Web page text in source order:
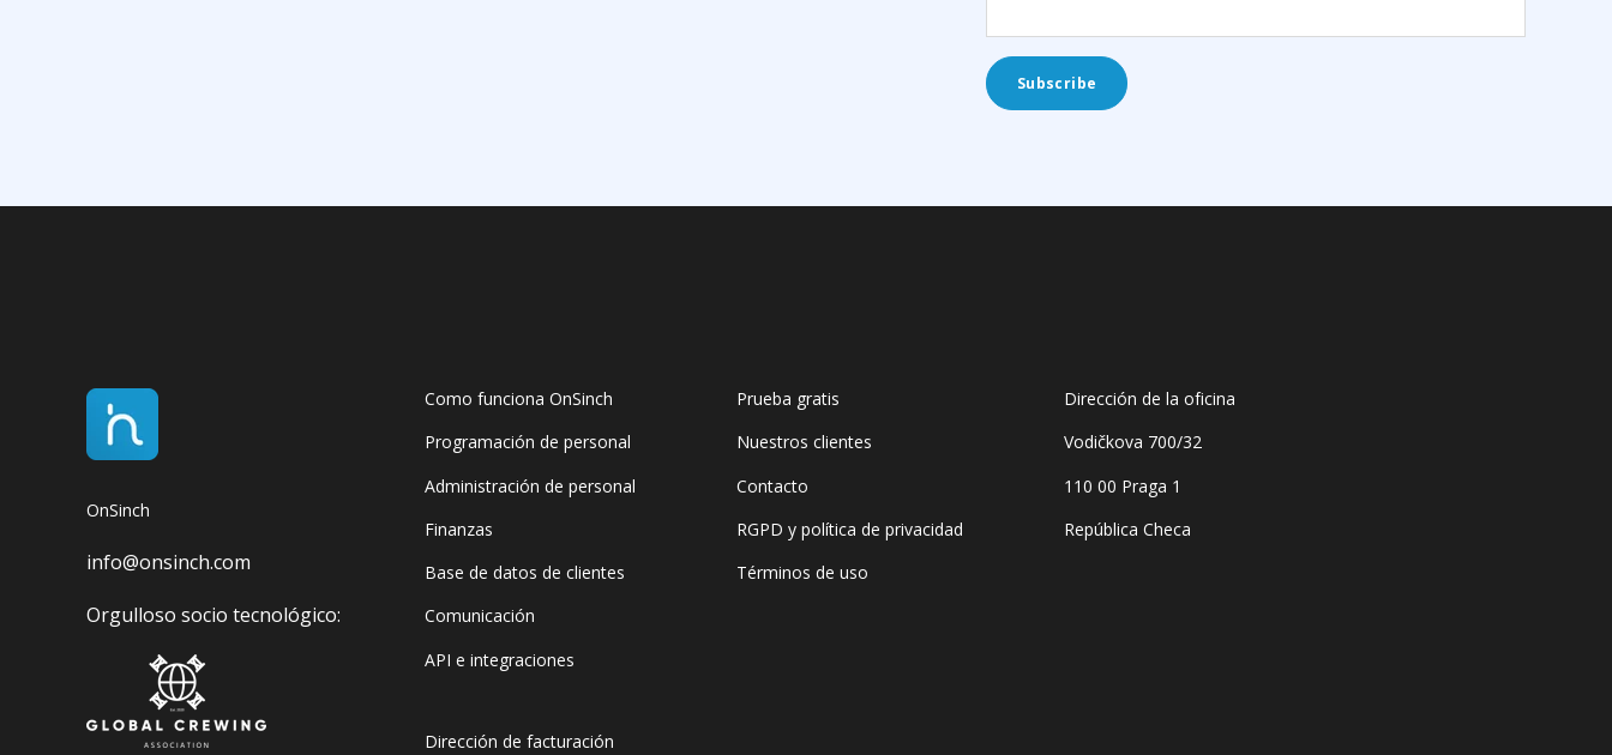
OnSinch
info@onsinch.com
Orgulloso socio tecnológico:
Como funciona OnSinch
Programación de personal
Administración de personal
Finanzas
Base de datos de clientes
Comunicación
API e integraciones
Prueba gratis
Nuestros clientes
Contacto
RGPD y política de privacidad
Términos de uso
Dirección de la oficina
Vodičkova 700/32
110 00 Praga 1
República Checa
Dirección de facturación